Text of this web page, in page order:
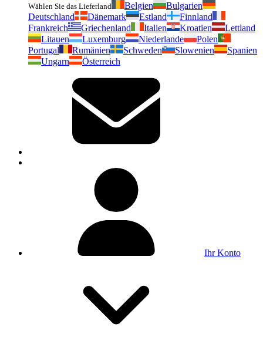
Wählen Sie das Lieferland Belgien
Bulgarien
Deutschland
Dänemark Estland
Finnland
Frankreich
Griechenland Italien Kroatien
Lettland
Litauen
Luxemburg Niederlande
Polen
Portugal
Rumänien Schweden Slowenien
Spanien
Ungarn
Österreich
Ihr Konto